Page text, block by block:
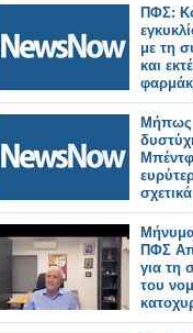
ΠΦΣ:
με τη
και
Μήπως
ΠΦΣ
για τη
του